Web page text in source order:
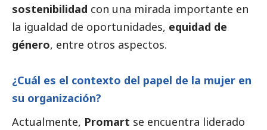
sostenibilidad con una mirada importante en
la igualdad de oportunidades, equidad de
género, entre otros aspectos.
¿Cuál es el contexto del papel de la mujer en
su organización?
Actualmente, Promart se encuentra liderado